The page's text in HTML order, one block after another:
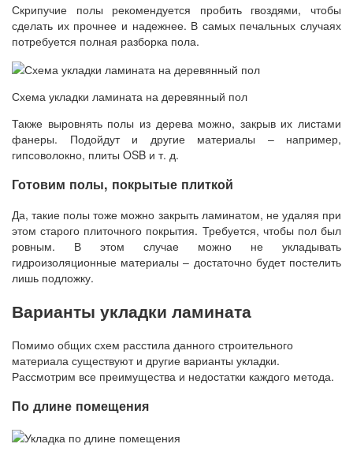
Скрипучие полы рекомендуется пробить гвоздями, чтобы
сделать их прочнее и надежнее. В самых печальных случаях
потребуется полная разборка пола.
Схема укладки ламината на деревянный пол
Также выровнять полы из дерева можно, закрыв их листами
фанеры. Подойдут и другие материалы – например,
гипсоволокно, плиты OSB и т. д.
Готовим полы, покрытые плиткой
Да, такие полы тоже можно закрыть ламинатом, не удаляя при
этом старого плиточного покрытия. Требуется, чтобы пол был
ровным. В этом случае можно не укладывать
гидроизоляционные материалы – достаточно будет постелить
лишь подложку.
Варианты укладки ламината
Помимо общих схем расстила данного строительного
материала существуют и другие варианты укладки.
Рассмотрим все преимущества и недостатки каждого метода.
По длине помещения